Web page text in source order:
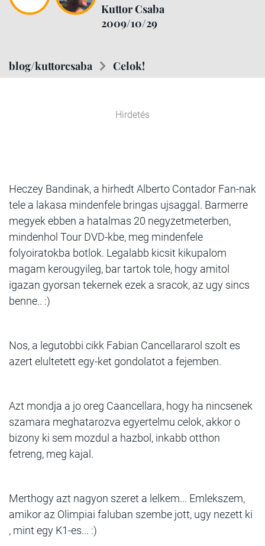
Kuttor Csaba
2009/10/29
blog/kuttorcsaba Celok!
Hirdetés
Heczey Bandinak, a hirhedt Alberto Contador Fan-nak
tele a lakasa mindenfele bringas ujsaggal. Barmerre
megyek ebben a hatalmas 20 negyzetmeterben,
mindenhol Tour DVD-kbe, meg mindenfele
folyoiratokba botlok. Legalabb kicsit kikupalom
magam kerougyileg, bar tartok tole, hogy amitol
igazan gyorsan tekernek ezek a sracok, az ugy sincs
benne.. :)
Nos, a legutobbi cikk Fabian Cancellararol szolt es
azert elultetett egy-ket gondolatot a fejemben.
Azt mondja a jo oreg Caancellara, hogy ha nincsenek
szamara meghatarozva egyertelmu celok, akkor o
bizony ki sem mozdul a hazbol, inkabb otthon
fetreng, meg kajal.
Merthogy azt nagyon szeret a lelkem... Emlekszem,
amikor az Olimpiai faluban szembe jott, ugy nezett ki
, mint egy K1-es... :)